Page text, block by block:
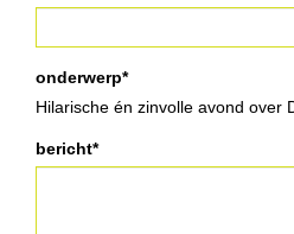
onderwerp*
Hilarische én zinvolle avond over
bericht*